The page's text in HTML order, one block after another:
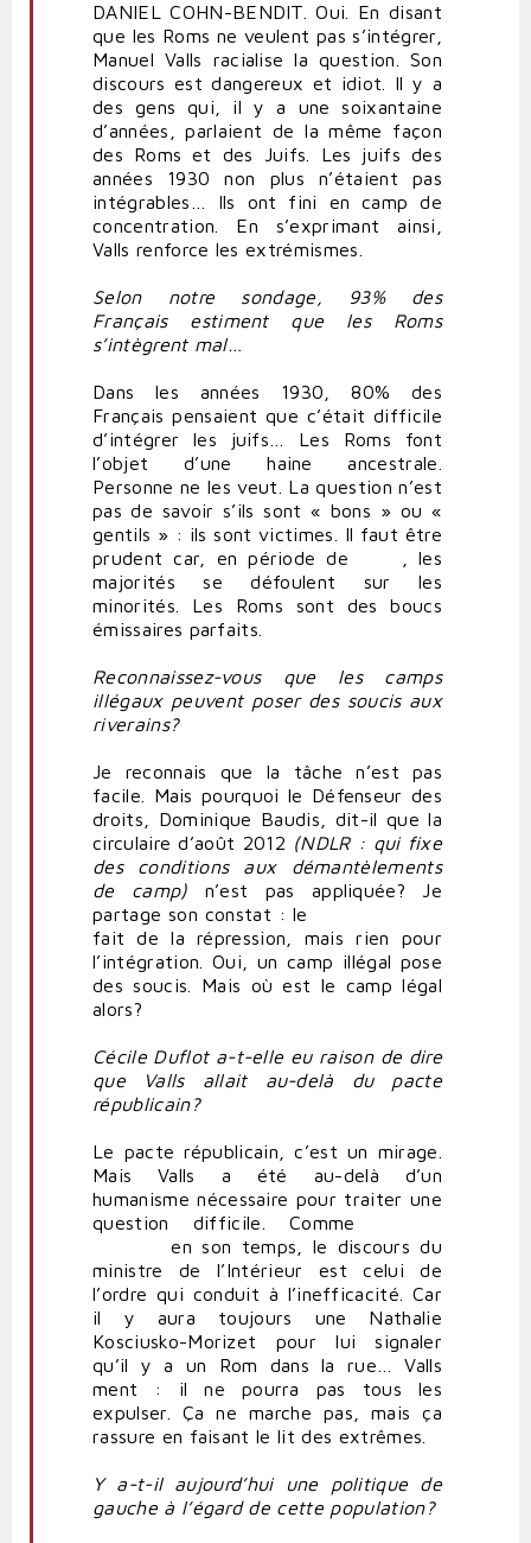
DANIEL COHN-BENDIT . Oui. En disant
que les Roms ne veulent pas s’intégrer,
Manuel Valls racialise la question. Son
discours est dangereux et idiot. Il y a
des gens qui, il y a une soixantaine
d’années, parlaient de la même façon
des Roms et des Juifs. Les juifs des
années 1930 non plus n’étaient pas
intégrables… Ils ont fini en camp de
concentration. En s’exprimant ainsi,
Valls renforce les extrémismes.
Selon notre sondage, 93% des
Français estiment que les Roms
s’intègrent mal…
Dans les années 1930, 80% des
Français pensaient que c’était difficile
d’intégrer les juifs… Les Roms font
l’objet d’une haine ancestrale.
Personne ne les veut. La question n’est
pas de savoir s’ils sont « bons » ou «
gentils » : ils sont victimes. Il faut être
prudent car, en période de
, les
majorités se défoulent sur les
minorités. Les Roms sont des boucs
émissaires parfaits.
Reconnaissez-vous que les camps
illégaux peuvent poser des soucis aux
riverains?
Je reconnais que la tâche n’est pas
facile. Mais pourquoi le Défenseur des
droits, Dominique Baudis, dit-il que la
circulaire d’août 2012 (NDLR : qui fixe
des conditions aux démantèlements
de camp) n’est pas appliquée? Je
partage son constat : le
fait de la répression, mais rien pour
l’intégration. Oui, un camp illégal pose
des soucis. Mais où est le camp légal
alors?
Cécile Duflot a-t-elle eu raison de dire
que Valls allait au-delà du pacte
républicain?
Le pacte républicain, c’est un mirage.
Mais Valls a été au-delà d’un
humanisme nécessaire pour traiter une
question difficile. Comme
en son temps, le discours du
ministre de l’Intérieur est celui de
l’ordre qui conduit à l’inefficacité. Car
il y aura toujours une Nathalie
Kosciusko-Morizet pour lui signaler
qu’il y a un Rom dans la rue… Valls
ment : il ne pourra pas tous les
expulser. Ça ne marche pas, mais ça
rassure en faisant le lit des extrêmes.
Y a-t-il aujourd’hui une politique de
gauche à l’égard de cette population?